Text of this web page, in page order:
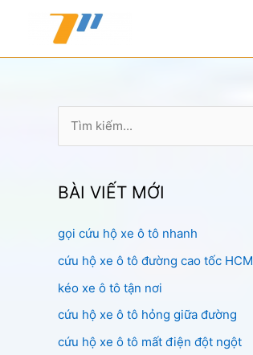
k
ế
m
:
BÀI VIẾT MỚI
gọi cứu hộ xe ô tô nhanh
cứu hộ xe ô tô đường cao tốc HCM
kéo xe ô tô tận nơi
cứu hộ xe ô tô hỏng giữa đường
cứu hộ xe ô tô mất điện đột ngột